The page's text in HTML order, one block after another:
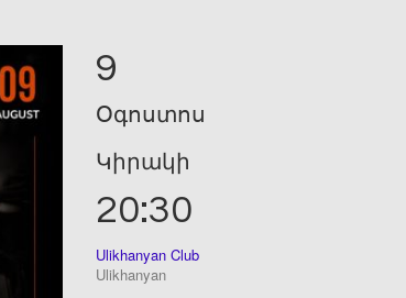
9
Օգոստոս
Կիրակի
20:30
Ulikhanyan Club
Ulikhanyan